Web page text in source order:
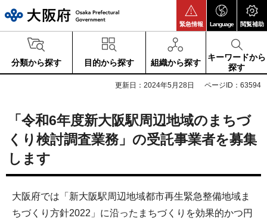
緊急情報 Language 閲覧補助
分類から探す 目的から探す 組織から探す
キーワードから
探す
更新日：2024年5月28日 ページID：63594
「令和6年度新大阪駅周辺地域のまちづ
くり検討調査業務」の受託事業者を募集
します
大阪府では「新大阪駅周辺地域都市再生緊急整備地域ま
ちづくり方針2022」に沿ったまちづくりを効果的かつ円